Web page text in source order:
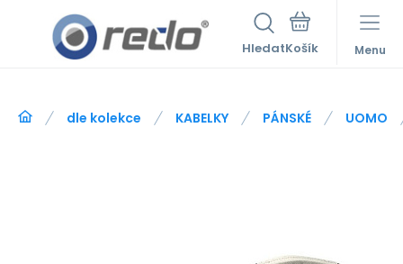
Hledat Menu
dle kolekce KABELKY PÁNSKÉ UOMO